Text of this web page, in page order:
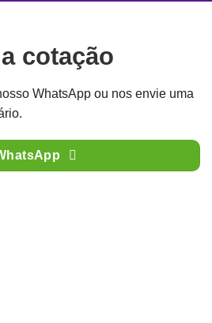
cotação
WhatsApp ou nos envie uma